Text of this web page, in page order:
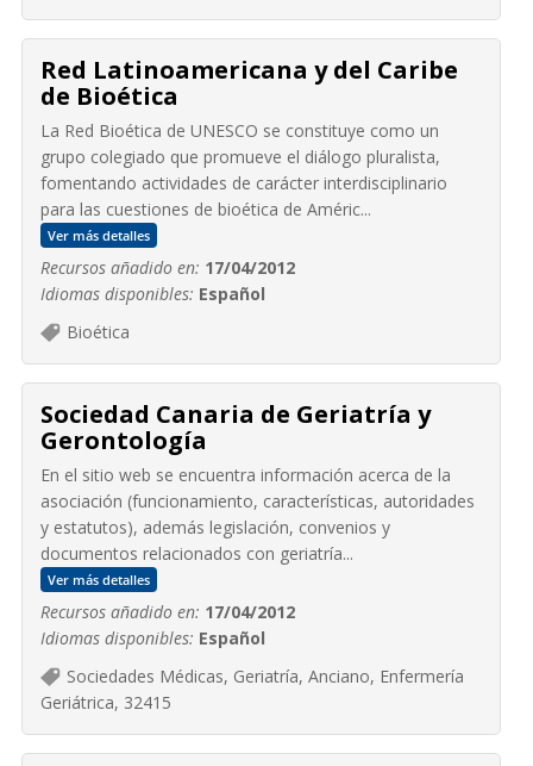
Red Latinoamericana y del Caribe
de Bioética
La Red Bioética de UNESCO se constituye como un
grupo colegiado que promueve el diálogo pluralista,
fomentando actividades de carácter interdisciplinario
para las cuestiones de bioética de Améric...
Ver más detalles
Recursos añadido en: 17/04/2012
Idiomas disponibles: Español
Bioética
Sociedad Canaria de Geriatría y
Gerontología
En el sitio web se encuentra información acerca de la
asociación (funcionamiento, características, autoridades
y estatutos), además legislación, convenios y
documentos relacionados con geriatría...
Ver más detalles
Recursos añadido en: 17/04/2012
Idiomas disponibles: Español
Sociedades Médicas, Geriatría, Anciano, Enfermería
Geriátrica, 32415